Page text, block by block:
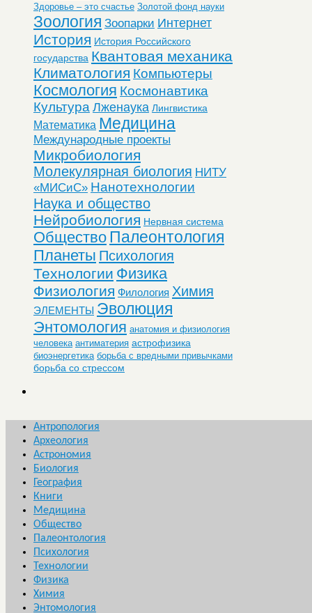
Здоровье – это счастье Золотой фонд науки
Зоология Зоопарки Интернет
История История Российского
государства Квантовая механика
Климатология Компьютеры
Космология Космонавтика
Культура Лженаука Лингвистика
Математика Медицина
Международные проекты
Микробиология
Молекулярная биология НИТУ
«МИСиС» Нанотехнологии
Наука и общество
Нейробиология Нервная система
Общество Палеонтология
Планеты Психология
Технологии Физика
Физиология Филология Химия
ЭЛЕМЕНТЫ Эволюция
Энтомология анатомия и физиология
человека антиматерия астрофизика
биоэнергетика борьба с вредными привычками
борьба со стрессом
Антропология
Археология
Астрономия
Биология
География
Книги
Медицина
Общество
Палеонтология
Психология
Технологии
Физика
Химия
Энтомология